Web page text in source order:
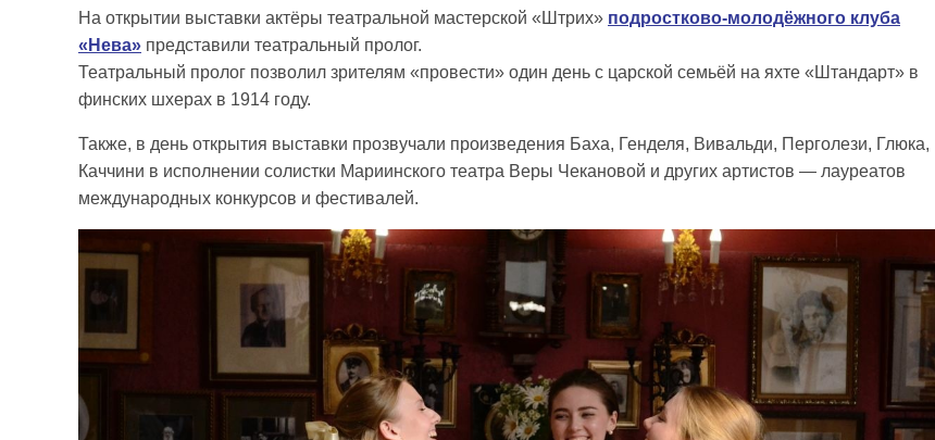
На открытии выставки актёры театральной мастерской «Штрих» подростково-молодёжного клуба
«Нева» представили театральный пролог.
Театральный пролог позволил зрителям «провести» один день с царской семьёй на яхте «Штандарт» в
финских шхерах в 1914 году.
Также, в день открытия выставки прозвучали произведения Баха, Генделя, Вивальди, Перголези, Глюка,
Каччини в исполнении солистки Мариинского театра Веры Чекановой и других артистов — лауреатов
международных конкурсов и фестивалей.